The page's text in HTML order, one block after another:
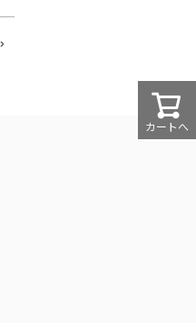
カートへ